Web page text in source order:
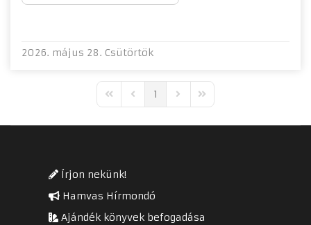
2026. május 28. Csütörtök
First PagePrevious Page
1 Next PageLast Page
Írjon nekünk!
Hamvas Hírmondó
Ajándék könyvek befogadása